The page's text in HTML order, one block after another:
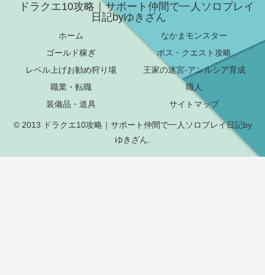
ドラクエ10攻略｜サポート仲間で一人ソロプレイ
日記byゆきざん
ホーム
なかまモンスター
ゴールド稼ぎ
ボス・クエスト攻略
レベル上げお勧め狩り場
王家の迷宮-アンルシア育成
職業・転職
職人
装備品・道具
サイトマップ
© 2013 ドラクエ10攻略｜サポート仲間で一人ソロプレイ日記by
ゆきざん.